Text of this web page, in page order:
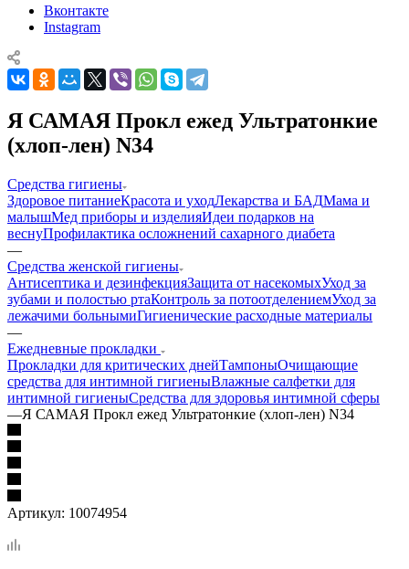
Вконтакте
Instagram
Я САМАЯ Прокл ежед Ультратонкие
(хлоп-лен) N34
Средства гигиены
Здоровое питаниеКрасота и уходЛекарства и БАДМама и
малышМед приборы и изделияИдеи подарков на
веснуПрофилактика осложнений сахарного диабета
—
Средства женской гигиены
Антисептика и дезинфекцияЗащита от насекомыхУход за
зубами и полостью ртаКонтроль за потоотделениемУход за
лежачими больнымиГигиенические расходные материалы
—
Ежедневные прокладки
Прокладки для критических днейТампоныОчищающие
средства для интимной гигиеныВлажные салфетки для
интимной гигиеныСредства для здоровья интимной сферы
—Я САМАЯ Прокл ежед Ультратонкие (хлоп-лен) N34
Артикул: 10074954